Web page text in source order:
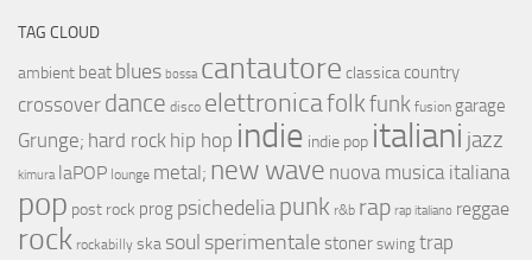
TAG CLOUD
ambient beat blues bossa cantautore classica country
crossover dance disco elettronicafolkfunk fusion garage
Grunge; hard rock hip hop indie indie pop italiani jazz
kimura laPOP lounge metal; new wave nuova musica italiana
pop post rock prog psichedeliapunk r&b rap rap italiano reggae
rock rockabilly ska soul sperimentale stoner swing trap